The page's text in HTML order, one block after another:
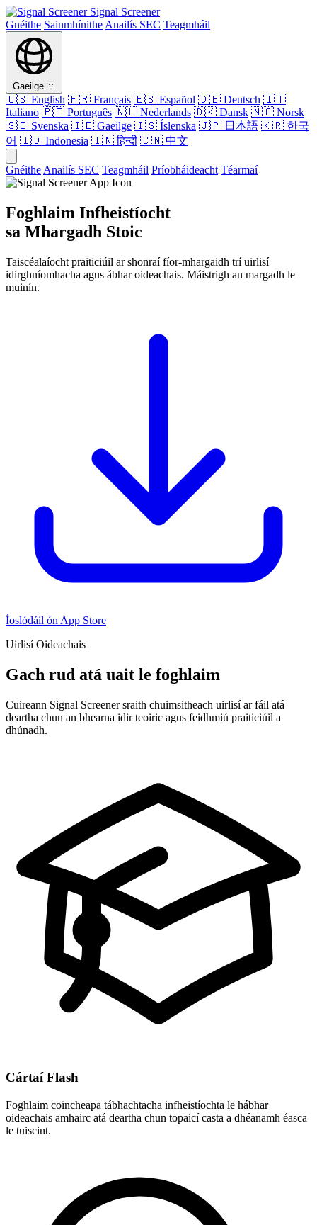
Signal Screener
Gnéithe Sainmhínithe Anailís SEC Teagmháil
Gaeilge
🇺🇸 English 🇫🇷 Français 🇪🇸 Español 🇩🇪 Deutsch 🇮🇹
Italiano 🇵🇹 Português 🇳🇱 Nederlands 🇩🇰 Dansk 🇳🇴 Norsk
🇸🇪 Svenska 🇮🇪 Gaeilge 🇮🇸 Íslenska 🇯🇵 日本語 🇰🇷 한국
어 🇮🇩 Indonesia 🇮🇳हिन्दी 🇨🇳 中文
Gnéithe Anailís SEC Teagmháil Príobháideacht Téarmaí
Foghlaim Infheistíocht
sa Mhargadh Stoic
Taiscéalaíocht praiticiúil ar shonraí fíor-mhargaidh trí uirlisí
idirghníomhacha agus ábhar oideachais. Máistrigh an margadh le
muinín.
Íoslódáil ón App Store
Uirlisí Oideachais
Gach rud atá uait le foghlaim
Cuireann Signal Screener sraith chuimsitheach uirlisí ar fáil atá
deartha chun an bhearna idir teoiric agus feidhmiú praiticiúil a
dhúnadh.
Cártaí Flash
Foghlaim coincheapa tábhachtacha infheistíochta le hábhar
oideachais amhairc atá deartha chun topaicí casta a dhéanamh éasca
le tuiscint.